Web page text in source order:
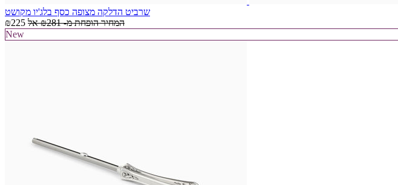
שרביט הדלקה מצופה כסף בלג'יו מקושט
₪225
המחיר הופחת מ-₪281 אל
New